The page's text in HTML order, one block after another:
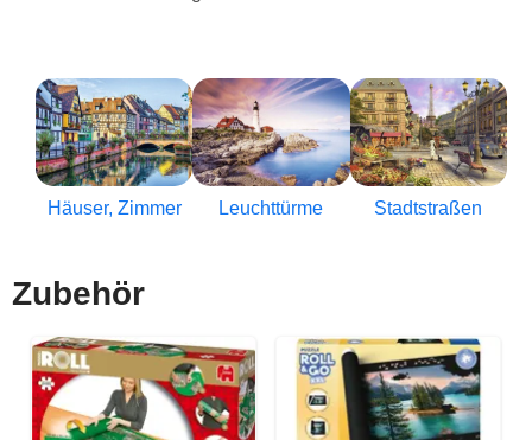
Häuser, Zimmer Leuchttürme Stadtstraßen
Zubehör